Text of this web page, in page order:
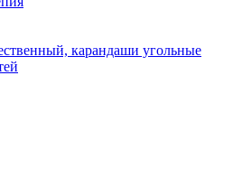
карандаши угольные